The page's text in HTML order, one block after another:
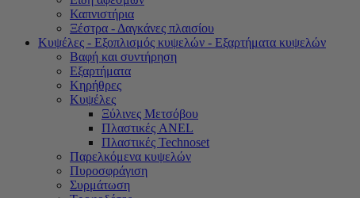
Καπνιστήρια
Ξέστρα - Δαγκάνες πλαισίου
Κυψέλες - Εξοπλισμός κυψελών - Εξαρτήματα κυψελών
Βαφή και συντήρηση
Εξαρτήματα
Κηρήθρες
Κυψέλες
Ξύλινες Μετσόβου
Πλαστικές ANEL
Πλαστικές Technoset
Παρελκόμενα κυψελών
Πυροσφράγιση
Συρμάτωση